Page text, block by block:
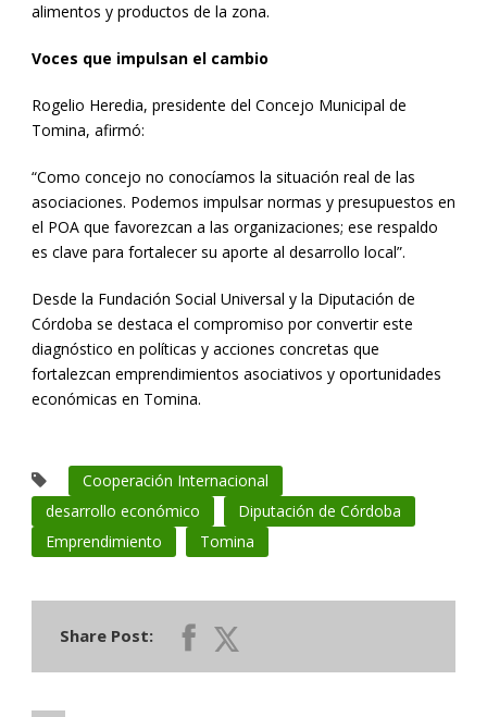
alimentos y productos de la zona.
Voces que impulsan el cambio
Rogelio Heredia, presidente del Concejo Municipal de
Tomina, afirmó:
“Como concejo no conocíamos la situación real de las
asociaciones. Podemos impulsar normas y presupuestos en
el POA que favorezcan a las organizaciones; ese respaldo
es clave para fortalecer su aporte al desarrollo local”.
Desde la Fundación Social Universal y la Diputación de
Córdoba se destaca el compromiso por convertir este
diagnóstico en políticas y acciones concretas que
fortalezcan emprendimientos asociativos y oportunidades
económicas en Tomina.
Cooperación Internacional
desarrollo económico
Diputación de Córdoba
Emprendimiento
Tomina
Share Post: